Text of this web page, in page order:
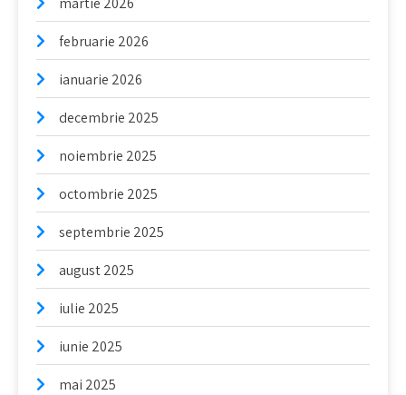
februarie 2026
ianuarie 2026
decembrie 2025
noiembrie 2025
octombrie 2025
septembrie 2025
august 2025
iulie 2025
iunie 2025
mai 2025